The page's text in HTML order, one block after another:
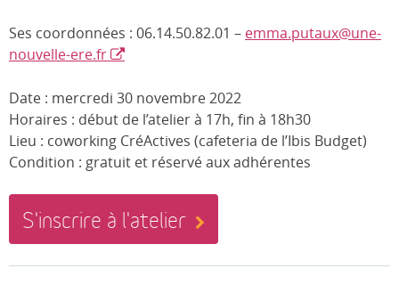
Ses coordonnées : 06.14.50.82.01 – emma.putaux@une-
nouvelle-ere.fr
Date : mercredi 30 novembre 2022
Horaires : début de l’atelier à 17h, fin à 18h30
Lieu : coworking CréActives (cafeteria de l’Ibis Budget)
Condition : gratuit et réservé aux adhérentes
S'inscrire à l'atelier